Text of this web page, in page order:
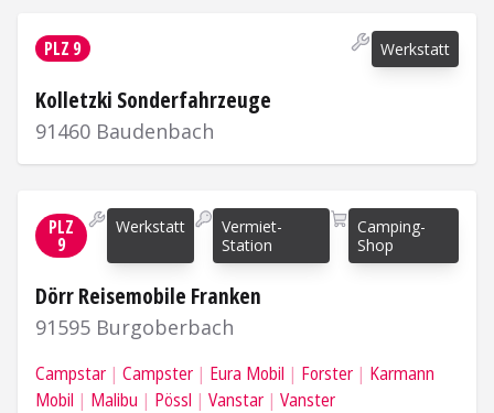
PLZ 9 Werkstatt
Kolletzki Sonderfahrzeuge
91460 Baudenbach
PLZ
9
Werkstatt
Vermiet-
Station
Camping-
Shop
Dörr Reisemobile Franken
91595 Burgoberbach
Campstar Campster Eura Mobil Forster
Karmann
Mobil
Malibu Pössl Vanstar
Vanster